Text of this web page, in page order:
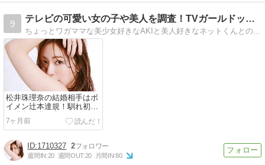
9
テレビの可愛い女の子や美人を調査！TVガールドットコム
ちょっとワガママな美少女好きなAKIと美人好きなネットくんとのやりとりで、テレビなどで見かけた美少女・美人の情報を紹介しています。
松井珠理奈の結婚相手はボ
イメン辻本達規！馴れ初め
や現在の姿が幸せすぎると
話題【2026最新】
7ヶ月前
1710327 2
週間IN:20 週間OUT:20 月間IN:80